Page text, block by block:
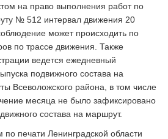
на право выполнения работ по
№ 512 интервал движения 20
может происходить по
по трассе движения. Также
ведется ежедневный
подвижного состава на
Всеволожского района, в том числе
месяца не было зафиксировано
состава на маршрут.
по печати Ленинградской области